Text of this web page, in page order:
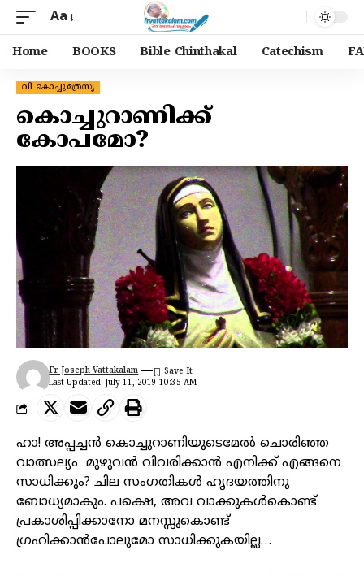
Aa
Home BOOKS Bible Chinthakal Catechism
വി കൊച്ചുത്രേസ്യ
കൊച്ചുറാണിക്ക്
കോപമോ?
Last Updated: July 11, 2019 10:35 AM
Fr Joseph Vattakalam
ഹാ! അപ്പച്ചൻ കൊച്ചുറാണിയുടെമേൽ ചൊരിഞ്ഞ
വാത്സല്യം മുഴുവൻ വിവരിക്കാൻ എനിക്ക് എങ്ങനെ
സാധിക്കും? ചില സംഗതികൾ ഹൃദയത്തിനു
ബോധ്യമാകും. പക്ഷെ, അവ വാക്കുകൾകൊണ്ട്
പ്രകാശിപ്പിക്കാനോ മനസ്സുകൊണ്ട്
ഗ്രഹിക്കാൻപോലുമോ സാധിക്കുകയില്ല…